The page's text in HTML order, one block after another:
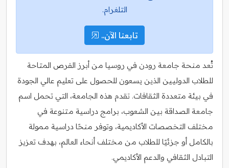
التلغرام.
تابعنا الآن..
تُعد منحة جامعة رودن في روسيا من أبرز الفرص المتاحة
للطلاب الدوليين الذين يسعون للحصول على تعليم عالي الجودة
في بيئة متعددة الثقافات. تقدم هذه الجامعة، التي تحمل اسم
جامعة الصداقة بين الشعوب، برامج دراسية متنوعة في
مختلف التخصصات الأكاديمية، وتوفر منحًا دراسية ممولة
بالكامل أو جزئيًا للطلاب من مختلف أنحاء العالم، بهدف تعزيز
التبادل الثقافي والدعم الأكاديمي.